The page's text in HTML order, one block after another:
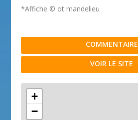
*Affiche © ot mandelieu
COMMENTAIRE
VOIR LE SITE
+
−